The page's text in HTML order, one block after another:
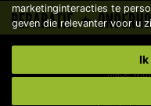
Copyright © Carlo
Made
marketinginteracties te
geven die relevanter voor u